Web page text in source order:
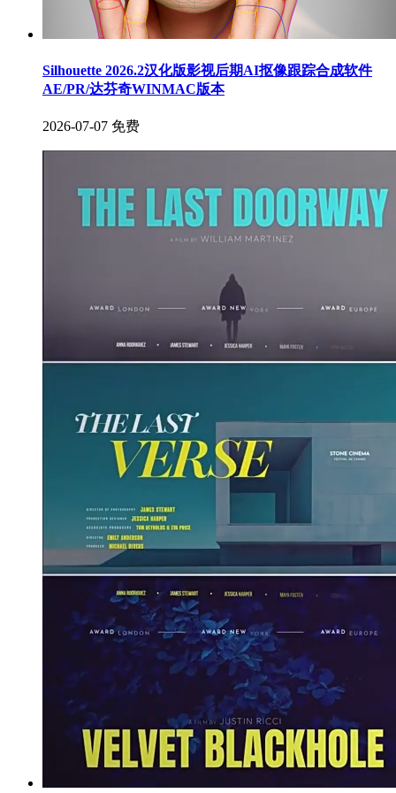
Silhouette 2026.2汉化版影视后期AI抠像跟踪合成软件
AE/PR/达芬奇WINMAC版本
2026-07-07 免费